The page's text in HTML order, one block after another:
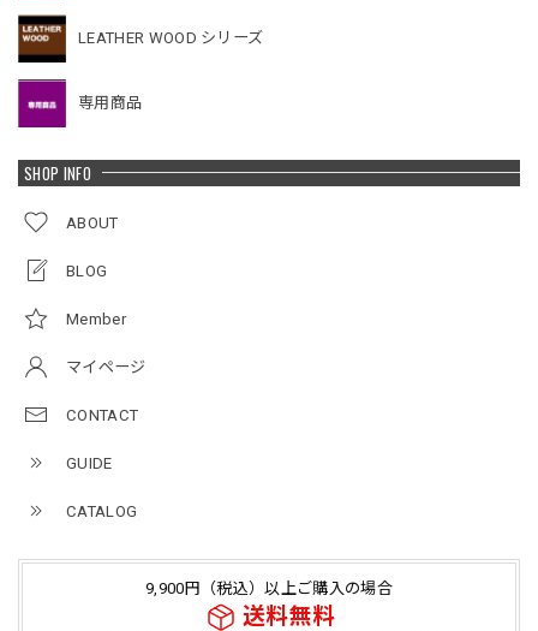
LEATHER WOOD シリーズ
専用商品
SHOP INFO
ABOUT
BLOG
Member
マイページ
CONTACT
GUIDE
CATALOG
9,900円（税込）以上ご購入の場合
送料無料